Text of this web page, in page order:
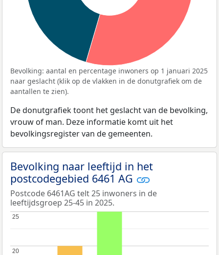
Bevolking: aantal en percentage inwoners op 1 januari 2025
naar geslacht (klik op de vlakken in de donutgrafiek om de
aantallen te zien).
De donutgrafiek toont het geslacht van de bevolking,
vrouw of man. Deze informatie komt uit het
bevolkingsregister van de gemeenten.
Bevolking naar leeftijd in het
postcodegebied 6461 AG
Postcode 6461AG telt 25 inwoners in de
leeftijdsgroep 25-45 in 2025.
20
20
25
25